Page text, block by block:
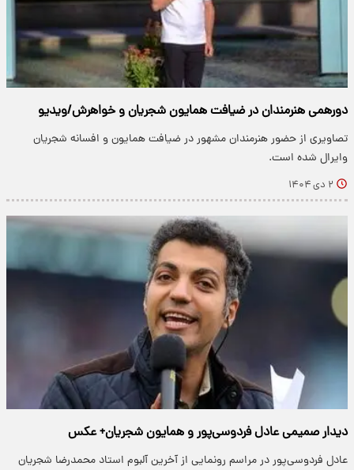
دورهمی هنرمندان در ضیافت همایون شجریان و خواهرش/ویدیو
تصاویری از حضور هنرمندان مشهور در ضیافت همایون و افسانه شجریان
وایرال شده است.
۲ دی ۱۴۰۴
دیدار صمیمی عادل فردوسی‌پور و همایون شجریان+ عکس
عادل فردوسی‌پور در مراسم رونمایی از آخرین آلبوم استاد محمدرضا شجریان